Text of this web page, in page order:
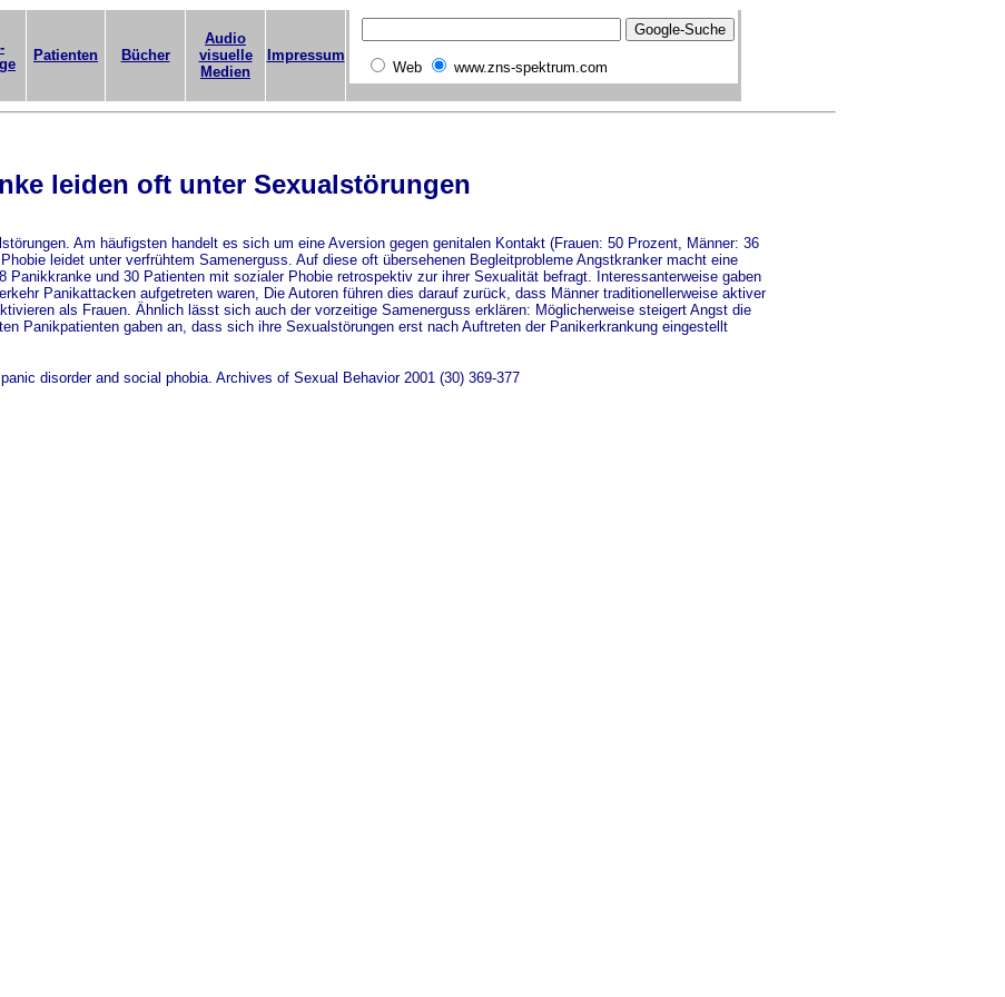
Patienten Bücher
Audio
visuelle
Medien
Impressum
Web www.zns-spektrum.com
leiden oft unter Sexualstörungen
Am häufigsten handelt es sich um eine Aversion gegen genitalen Kontakt (Frauen: 50 Prozent, Männer: 36
leidet unter verfrühtem Samenerguss. Auf diese oft übersehenen Begleitprobleme Angstkranker macht eine
und 30 Patienten mit sozialer Phobie retrospektiv zur ihrer Sexualität befragt. Interessanterweise gaben
Panikattacken aufgetreten waren, Die Autoren führen dies darauf zurück, dass Männer traditionellerweise aktiver
als Frauen. Ähnlich lässt sich auch der vorzeitige Samenerguss erklären: Möglicherweise steigert Angst die
Panikpatienten gaben an, dass sich ihre Sexualstörungen erst nach Auftreten der Panikerkrankung eingestellt
disorder and social phobia. Archives of Sexual Behavior 2001 (30) 369-377